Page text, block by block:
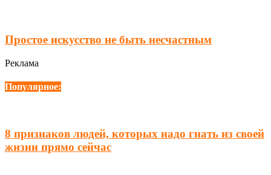
Простое искусство не быть несчастным
Реклама
Популярное:
8 признаков людей, которых надо гнать из своей
жизни прямо сейчас